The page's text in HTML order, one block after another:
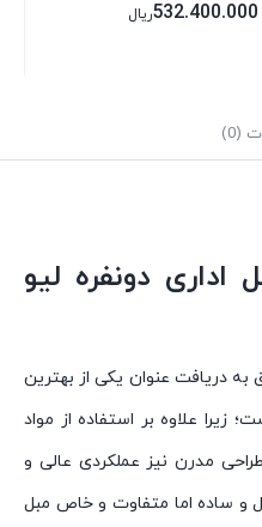
532.400.000ریال
(0)
دو‌نفره لیو
دریافت عنوان یکی از بهترین
زیرا علاوه بر استفاده از مواد
مدرن نیز عملکردی عالی و
و ساده اما متفاوت و خاص مبل